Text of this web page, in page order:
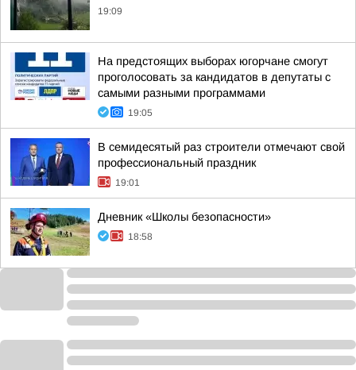
19:09
На предстоящих выборах югорчане смогут
проголосовать за кандидатов в депутаты с
самыми разными программами
19:05
В семидесятый раз строители отмечают свой
профессиональный праздник
19:01
Дневник «Школы безопасности»
18:58